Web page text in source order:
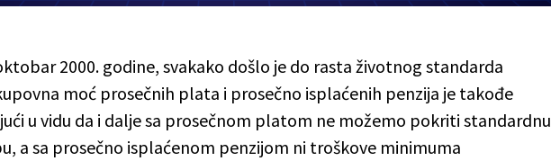
2000. godine, svakako došlo je do rasta životnog standarda
moć prosečnih plata i prosečno isplaćenih penzija je takođe
u vidu da i dalje sa prosečnom platom ne možemo pokriti standardnu
a sa prosečno isplaćenom penzijom ni troškove minimuma